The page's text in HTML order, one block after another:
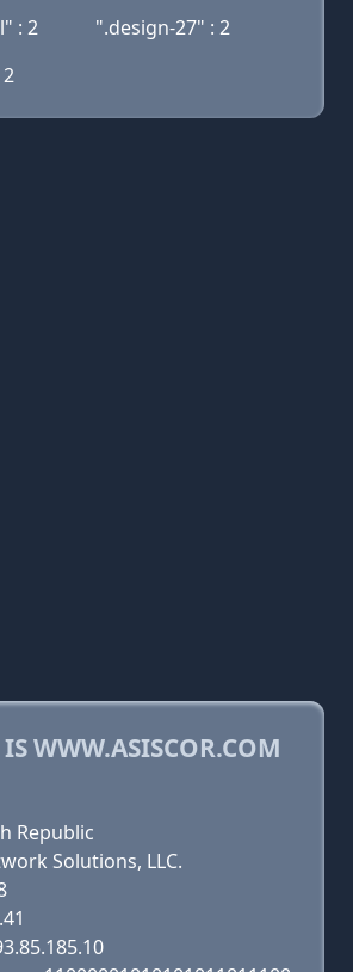
: 2
".design-27" : 2
WWW.ASISCOR.COM
Republic
Solutions, LLC.